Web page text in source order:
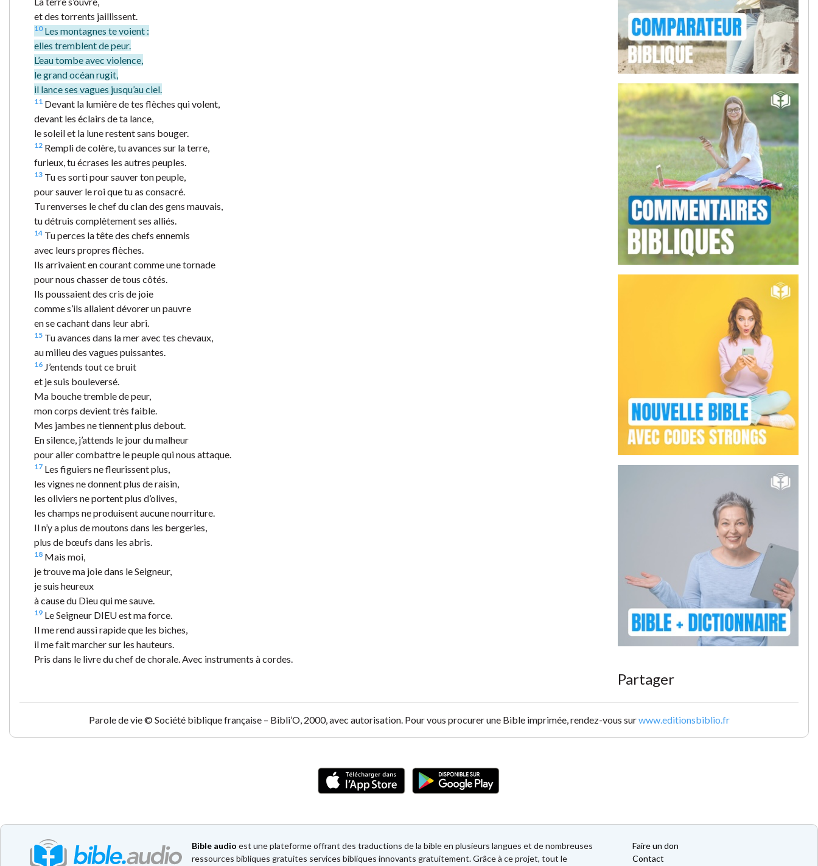
et des torrents jaillissent.
10Les montagnes te voient :
elles tremblent de peur.
L’eau tombe avec violence,
le grand océan rugit,
il lance ses vagues jusqu’au ciel.
11 Devant la lumière de tes flèches qui volent,
devant les éclairs de ta lance,
le soleil et la lune restent sans bouger.
12 Rempli de colère, tu avances sur la terre,
furieux, tu écrases les autres peuples.
13 Tu es sorti pour sauver ton peuple,
pour sauver le roi que tu as consacré.
Tu renverses le chef du clan des gens mauvais,
tu détruis complètement ses alliés.
14 Tu perces la tête des chefs ennemis
avec leurs propres flèches.
Ils arrivaient en courant comme une tornade
pour nous chasser de tous côtés.
Ils poussaient des cris de joie
comme s’ils allaient dévorer un pauvre
en se cachant dans leur abri.
15 Tu avances dans la mer avec tes chevaux,
au milieu des vagues puissantes.
16 J’entends tout ce bruit
et je suis bouleversé.
Ma bouche tremble de peur,
mon corps devient très faible.
Mes jambes ne tiennent plus debout.
En silence, j’attends le jour du malheur
pour aller combattre le peuple qui nous attaque.
17 Les figuiers ne fleurissent plus,
les vignes ne donnent plus de raisin,
les oliviers ne portent plus d’olives,
les champs ne produisent aucune nourriture.
Il n’y a plus de moutons dans les bergeries,
plus de bœufs dans les abris.
18 Mais moi,
je trouve ma joie dans le Seigneur,
je suis heureux
à cause du Dieu qui me sauve.
19 Le Seigneur DIEU est ma force.
Il me rend aussi rapide que les biches,
il me fait marcher sur les hauteurs.
Pris dans le livre du chef de chorale. Avec instruments à cordes.
Partager
Parole de vie © Société biblique française – Bibli’O, 2000, avec autorisation. Pour vous procurer une Bible imprimée, rendez-vous surwww.editionsbiblio.fr
Bible audio est une plateforme offrant des traductions de la bible en plusieurs langues et de nombreuses
ressources bibliques gratuites services bibliques innovants gratuitement. Grâce à ce projet, tout le
Faire un don
Contact